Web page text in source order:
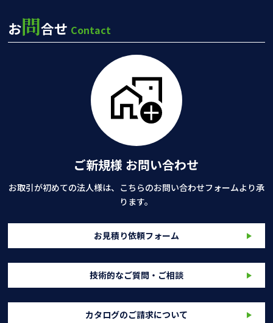
お問合せ Contact
ご新規様 お問い合わせ
お取引が初めての法人様は、こちらのお問い合わせフォームより承
ります。
お見積り依頼フォーム
技術的なご質問・ご相談
カタログのご請求について